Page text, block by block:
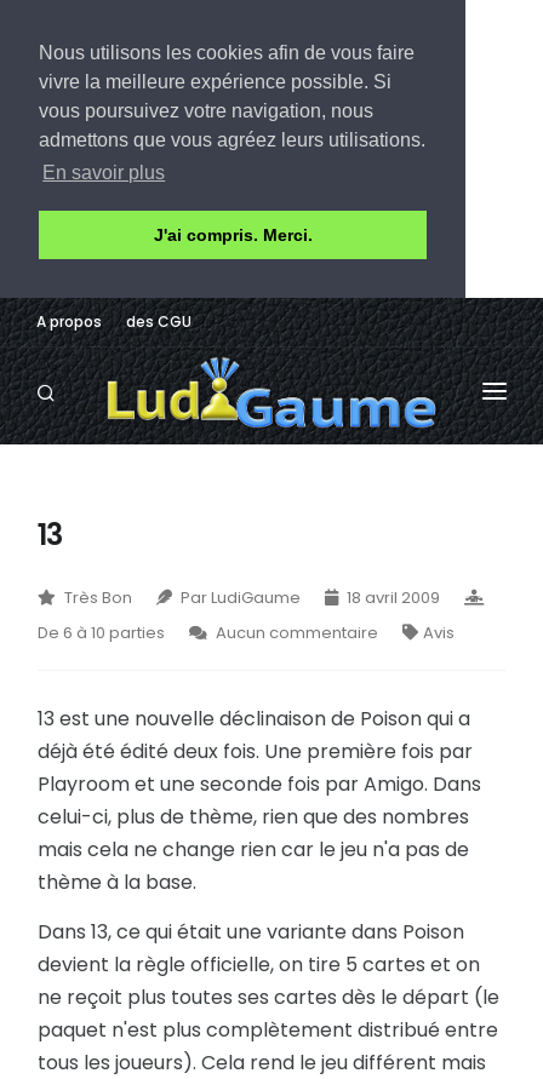
Nous utilisons les cookies afin de vous faire
vivre la meilleure expérience possible. Si
vous poursuivez votre navigation, nous
admettons que vous agréez leurs utilisations.
En savoir plus
J'ai compris. Merci.
A propos des CGU
LUDOTHÈQUE
A
E
Q
U
Y
B
F
N
BLOG
CONTACT
13
Très Bon Par LudiGaume
18 avril 2009
De 6 à 10 parties
Aucun commentaire Avis
13 est une nouvelle déclinaison de Poison qui a
déjà été édité deux fois. Une première fois par
Playroom et une seconde fois par Amigo. Dans
celui-ci, plus de thème, rien que des nombres
mais cela ne change rien car le jeu n'a pas de
thème à la base.
Dans 13, ce qui était une variante dans Poison
devient la règle officielle, on tire 5 cartes et on
ne reçoit plus toutes ses cartes dès le départ (le
paquet n'est plus complètement distribué entre
tous les joueurs). Cela rend le jeu différent mais